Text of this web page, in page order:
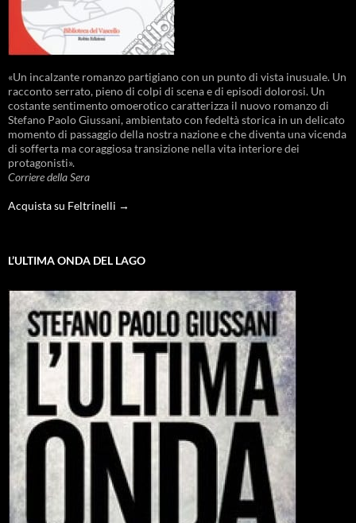
«Un incalzante romanzo partigiano con un punto di vista inusuale. Un
racconto serrato, pieno di colpi di scena e di episodi dolorosi. Un
costante sentimento omoerotico caratterizza il nuovo romanzo di
Stefano Paolo Giussani, ambientato con fedeltà storica in un delicato
momento di passaggio della nostra nazione e che diventa una vicenda
di sofferta ma coraggiosa transizione nella vita interiore dei
protagonisti».
Corriere della Sera
Acquista su Feltrinelli →
L’ULTIMA ONDA DEL LAGO